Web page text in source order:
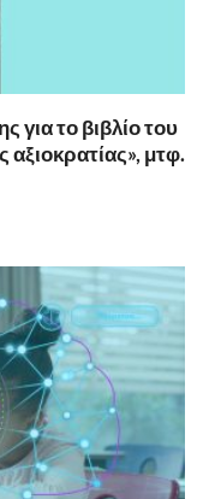
το βιβλίο του
μτφ.